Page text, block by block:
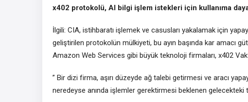
x402 protokolü, AI bilgi işlem istekleri için kullanıma
İlgili: CIA, istihbaratı işlemek ve casusları yakalamak için
geliştirilen protokolün mülkiyeti, bu ayın başında kar amacı
Amazon Web Services gibi büyük teknoloji firmaları, x402
” Bir dizi firma, aşırı düzeyde ağ talebi getirmesi ve aracı
neredeyse anında işlemler gerektirmesi beklenen